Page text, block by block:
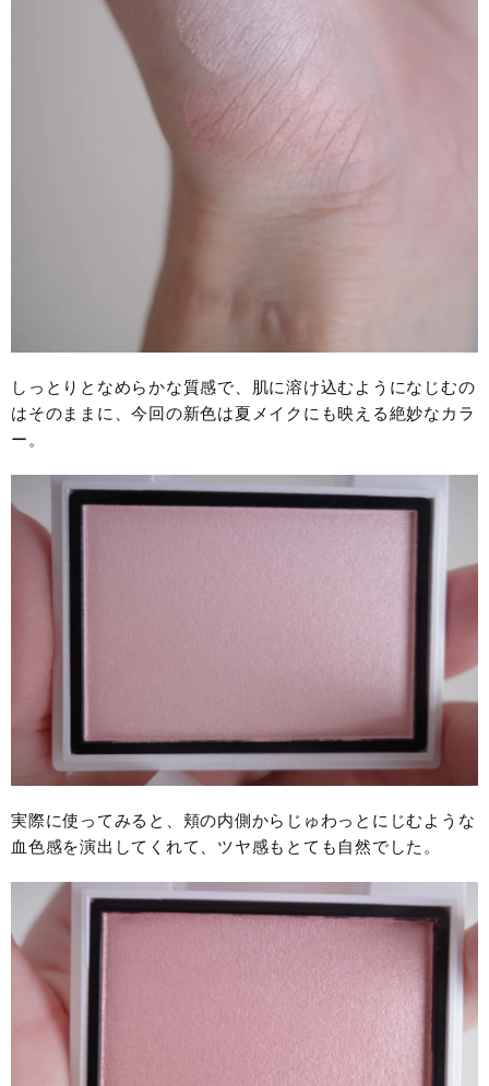
しっとりとなめらかな質感で、肌に溶け込むようになじむの
はそのままに、今回の新色は夏メイクにも映える絶妙なカラ
ー。
実際に使ってみると、頬の内側からじゅわっとにじむような
血色感を演出してくれて、ツヤ感もとても自然でした。